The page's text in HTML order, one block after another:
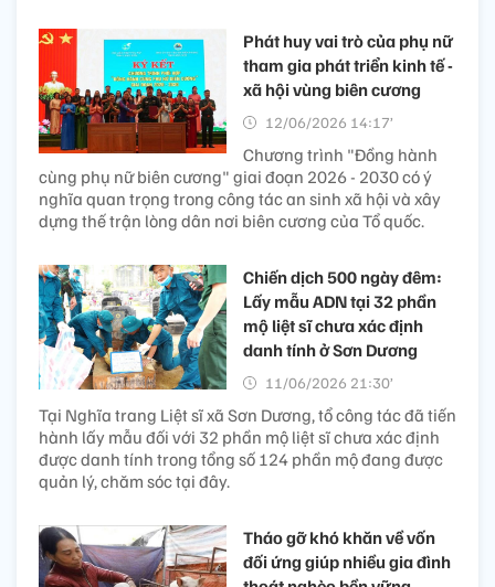
Phát huy vai trò của phụ nữ
tham gia phát triển kinh tế -
xã hội vùng biên cương
12/06/2026 14:17’
Chương trình "Đồng hành
cùng phụ nữ biên cương" giai đoạn 2026 - 2030 có ý
nghĩa quan trọng trong công tác an sinh xã hội và xây
dựng thế trận lòng dân nơi biên cương của Tổ quốc.
Chiến dịch 500 ngày đêm:
Lấy mẫu ADN tại 32 phần
mộ liệt sĩ chưa xác định
danh tính ở Sơn Dương
11/06/2026 21:30’
Tại Nghĩa trang Liệt sĩ xã Sơn Dương, tổ công tác đã tiến
hành lấy mẫu đối với 32 phần mộ liệt sĩ chưa xác định
được danh tính trong tổng số 124 phần mộ đang được
quản lý, chăm sóc tại đây.
Tháo gỡ khó khăn về vốn
đối ứng giúp nhiều gia đình